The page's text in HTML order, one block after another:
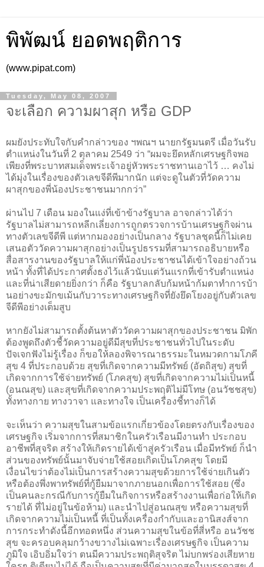
พิพัฒน์ ยอดพฤติการ
(www.pipat.com)
Tuesday, May 08, 2007
จะเลือก ความผาสุก หรือ GDP
ผมยังประทับใจกับคำกล่าวของ ฯพณฯ นายกรัฐมนตรี เมื่อวันรับ
ตำแหน่งในวันที่ 2 ตุลาคม 2549 ว่า “ผมจะยึดหลักเศรษฐกิจพอ
เพียงที่พระบาทสมเด็จพระเจ้าอยู่หัวพระราชทานเอาไว้ … คงไม่
ได้มุ่งในเรื่องของตัวเลขจีดีพีมากนัก แต่จะดูในตัวที่วัดความ
ผาสุกของพี่น้องประชาชนมากกว่า”
ผ่านไป 7 เดือน มองในแง่ที่เข้าข้างรัฐบาล อาจกล่าวได้ว่า
รัฐบาลไม่สามารถหลีกเลี่ยงการถูกตรวจการบ้านเศรษฐกิจผ่าน
ทางตัวเลขจีดีพี แต่หากมองอย่างเป็นกลาง รัฐบาลชุดนี้ก็ไม่เคย
เสนอตัววัดความผาสุกอย่างเป็นรูปธรรมที่สามารถอธิบายหรือ
สื่อสารงานของรัฐบาลให้แก่พี่น้องประชาชนได้เข้าใจอย่างถ้วน
หน้า ทั้งที่ได้ประกาศตั้งธงไว้แล้วนับแต่วันแรกที่เข้ารับตำแหน่ง
และที่น่าเสียดายยิ่งกว่า ก็คือ รัฐบาลกลับก้มหน้าก้มตาทำการบ้า
นอย่างขะมักขเม้นกับวาระทางเศรษฐกิจที่ยังยึดโยงอยู่กับตัวเลข
จีดีพีอย่างเต็มสูบ
หากยังไม่สามารถตั้งต้นหาตัววัดความผาสุกของประชาชน มิพัก
ต้องพูดถึงตัวชี้วัดความอยู่ดีมีสุขที่ประชาชนทั่วไปในระดับ
ปัจเจกฟังไม่รู้เรื่อง ก็ขอให้ลองพิจารณาธรรมะในหมวดกามโภคี
สุข 4 ที่ประกอบด้วย สุขที่เกิดจากความมีทรัพย์ (อัตถิสุข) สุขที่
เกิดจากการใช้จ่ายทรัพย์ (โภคสุข) สุขที่เกิดจากความไม่เป็นหนี้
(อนณสุข) และสุขที่เกิดจากความประพฤติไม่มีโทษ (อนวัชชสุข)
ทั้งทางกาย ทางวาจา และทางใจ เป็นเครื่องชี้ทางก็ได้
จะเห็นว่า ความสุขในสามข้อแรกเกี่ยวข้องโดยตรงกับเรื่องของ
เศรษฐกิจ เริ่มจากการที่สมาชิกในครัวเรือนมีงานทำ ประกอบ
อาชีพที่สุจริต สร้างให้เกิดรายได้เข้าสู่ครัวเรือน เมื่อมีทรัพย์ ก็นำ
ส่วนของทรัพย์นั้นมาจับจ่ายใช้สอยเกิดเป็นโภคสุข โดยมี
เงื่อนไขว่าต้องไม่เป็นการสร้างความสุขด้วยการใช้จ่ายเกินตัว
หรือต้องพึ่งพาทรัพย์ที่กู้ยืมมาจากภายนอกเพื่อการใช้สอย (ซึ่ง
เป็นคนละกรณีกับการกู้ยืมในกิจการหรือสร้างงานเพื่อก่อให้เกิด
รายได้ ที่ไม่อยู่ในข้อห้าม) และนำไปสู่อนณสุข หรือความสุขที่
เกิดจากความไม่เป็นหนี้ ที่เป็นทั้งเครื่องกำกับและอานิสงส์จาก
การกระทำดังนี้อีกทอดหนึ่ง ส่วนความสุขในข้อที่สี่หรือ อนวัชช
สุข จะครอบคลุมกว้างขวางไม่เฉพาะเรื่องเศรษฐกิจ เป็นความ
ภูมิใจ เอิบอิ่มใจว่า ตนมีความประพฤติสุจริต ไม่บกพร่องเสียหาย